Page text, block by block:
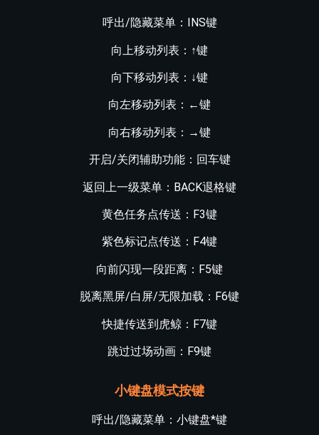
呼出/隐藏菜单：INS键
向上移动列表：↑键
向下移动列表：↓键
向左移动列表： ←键
向右移动列表： →键
开启/关闭辅助功能：回车键
返回上一级菜单：BACK退格键
黄色任务点传送：F3键
紫色标记点传送：F4键
向前闪现一段距离：F5键
脱离黑屏/白屏/无限加载：F6键
快捷传送到虎鲸：F7键
跳过过场动画：F9键
小键盘模式按键
呼出/隐藏菜单：小键盘*键